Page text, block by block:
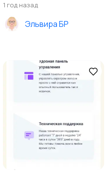
1 год назад
Эльвира БР